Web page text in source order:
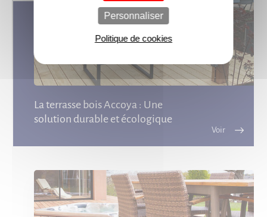
La terrasse bois Accoya : Une
solution durable et écologique
Personnaliser
Politique de cookies